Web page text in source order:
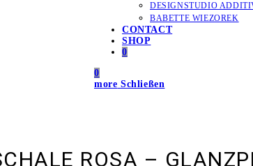
DESIGNSTUDIO
BABETTE WIEZOREK
CONTACT
SHOP
0
0
more Schließen
ROSA –